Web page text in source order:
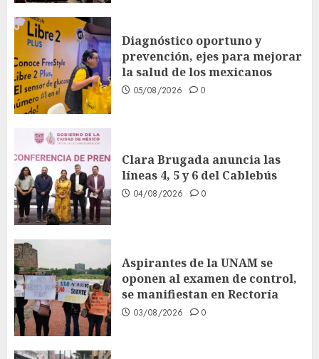
Diagnóstico oportuno y
prevención, ejes para mejorar
la salud de los mexicanos
05/08/2026 0
Clara Brugada anuncia las
líneas 4, 5 y 6 del Cablebús
04/08/2026 0
Aspirantes de la UNAM se
oponen al examen de control,
se manifiestan en Rectoría
03/08/2026 0